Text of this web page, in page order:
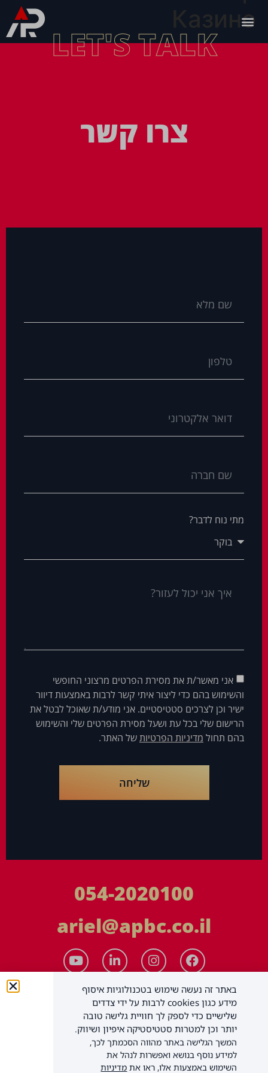
Казино
LET'S TALK
צרו קשר
מתי נוח לדבר?
אני מאשר/ת את מסירת הפרטים מרצוני החופשי
והשימוש בהם כדי ליצור איתי קשר לרבות באמצעות דיוור
ישיר וכן לצרכים סטטיסטיים. אני מודע/ת שאוכל לבטל את
הרישום שלי בכל עת ושעל מסירת הפרטים שלי והשימוש
בהם תחול מדיניות הפרטיות של האתר.
שליחה
054-2020100
ariel@apbc.co.il
APBC יעוץ עסקי בע"מ כל הזכויות שמורות
תקנון האתרהצהרת נגישותמדיניות פרטיות
באתר זה נעשה שימוש בטכנולוגיות איסוף
מידע כגון cookies לרבות על ידי צדדים
שלישיים כדי לספק לך חוויית גלישה טובה
יותר וכן למטרות סטטיסטיקה איפיון ושיווק.
המשך הגלישה באתר מהווה הסכמתך לכך,
למידע נוסף בנושא ואפשרות לנהל את
השימוש באמצעות אלו, ראו את מדיניות